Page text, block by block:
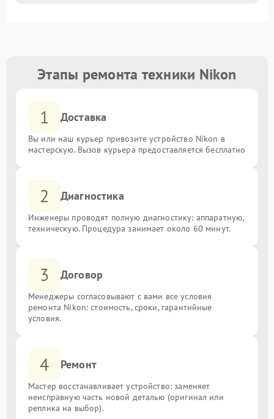
Этапы ремонта техники Nikon
1 Доставка
Вы или наш курьер привозите устройство Nikon в
мастерскую. Вызов курьера предоставляется бесплатно
2 Диагностика
Инженеры проводят полную диагностику: аппаратную,
техническую. Процедура занимает около 60 минут.
3 Договор
Менеджеры согласовывают с вами все условия
ремонта Nikon: стоимость, сроки, гарантийные
условия.
4 Ремонт
Мастер восстанавливает устройство: заменяет
неисправную часть новой деталью (оригинал или
реплика на выбор).